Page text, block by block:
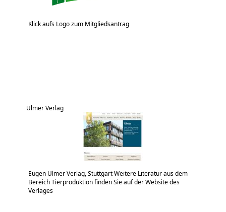
Klick aufs Logo zum Mitgliedsantrag
Ulmer Verlag
Eugen Ulmer Verlag, Stuttgart Weitere Literatur aus dem
Bereich Tierproduktion finden Sie auf der Website des
Verlages